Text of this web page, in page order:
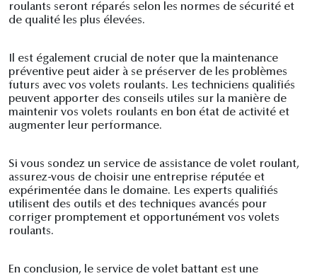
roulants seront réparés selon les normes de sécurité et
de qualité les plus élevées.
Il est également crucial de noter que la maintenance
préventive peut aider à se préserver de les problèmes
futurs avec vos volets roulants. Les techniciens qualifiés
peuvent apporter des conseils utiles sur la manière de
maintenir vos volets roulants en bon état de activité et
augmenter leur performance.
Si vous sondez un service de assistance de volet roulant,
assurez-vous de choisir une entreprise réputée et
expérimentée dans le domaine. Les experts qualifiés
utilisent des outils et des techniques avancés pour
corriger promptement et opportunément vos volets
roulants.
En conclusion, le service de volet battant est une